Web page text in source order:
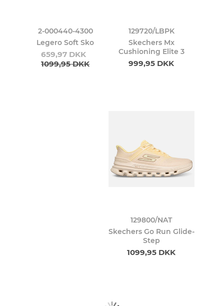
2-000440-4300
Legero Soft Sko
659,97 DKK
1099,95 DKK
129720/LBPK
Skechers Mx
Cushioning Elite 3
999,95 DKK
129800/NAT
Skechers Go Run Glide-
Step
1099,95 DKK